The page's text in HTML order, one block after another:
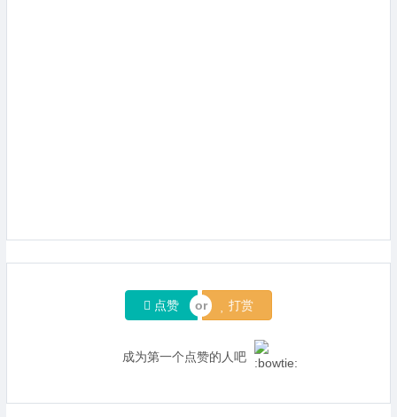
点赞 打赏
成为第一个点赞的人吧